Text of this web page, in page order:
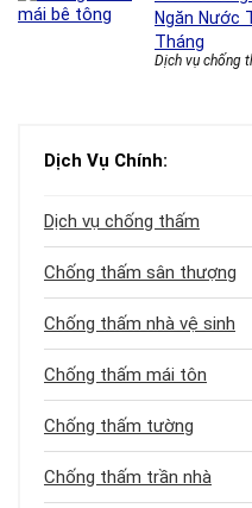
Ngăn Nước
Tháng
Dịch vụ chống
Dịch Vụ Chính:
Dịch vụ chống thấm
Chống thấm sân thượng
Chống thấm nhà vệ sinh
Chống thấm mái tôn
Chống thấm tường
Chống thấm trần nhà